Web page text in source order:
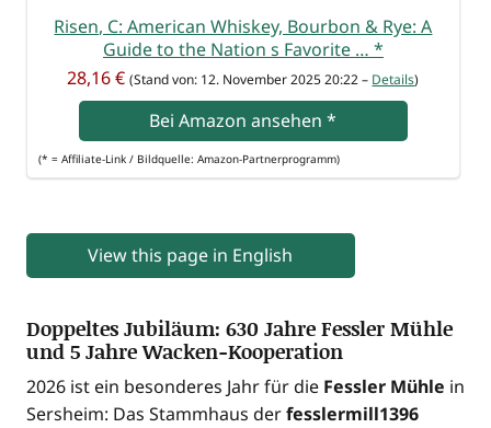
Risen, C: Ame­ri­can Whis­key, Bour­bon & Rye: A
Gui­de to the Nati­on s Favo­ri­te … *
28,16 € (Stand von: 12. Novem­ber 2025 20:22 – Details)
Bei Ama­zon anse­hen*
(* = Affi­lia­te-Link / Bild­quel­le: Amazon-Partnerprogramm)
View this page in English
Doppeltes Jubiläum: 630 Jahre Fessler Mühle
und 5 Jahre Wacken-Kooperation
2026 ist ein beson­de­res Jahr für die Fess­ler Müh­le in
Sers­heim: Das Stamm­haus derfesslermill1396